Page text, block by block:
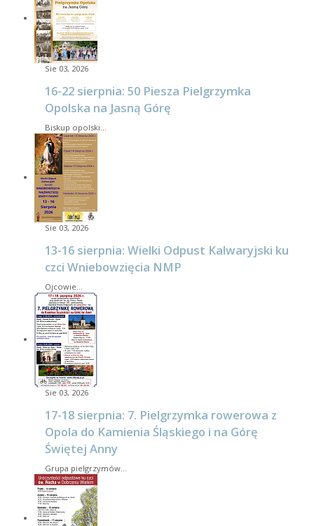
Sie 03, 2026
16-22 sierpnia: 50 Piesza Pielgrzymka
Opolska na Jasną Górę
Biskup opolski…
Sie 03, 2026
13-16 sierpnia: Wielki Odpust Kalwaryjski ku
czci Wniebowzięcia NMP
Ojcowie…
Sie 03, 2026
17-18 sierpnia: 7. Pielgrzymka rowerowa z
Opola do Kamienia Śląskiego i na Górę
Świętej Anny
Grupa pielgrzymów…